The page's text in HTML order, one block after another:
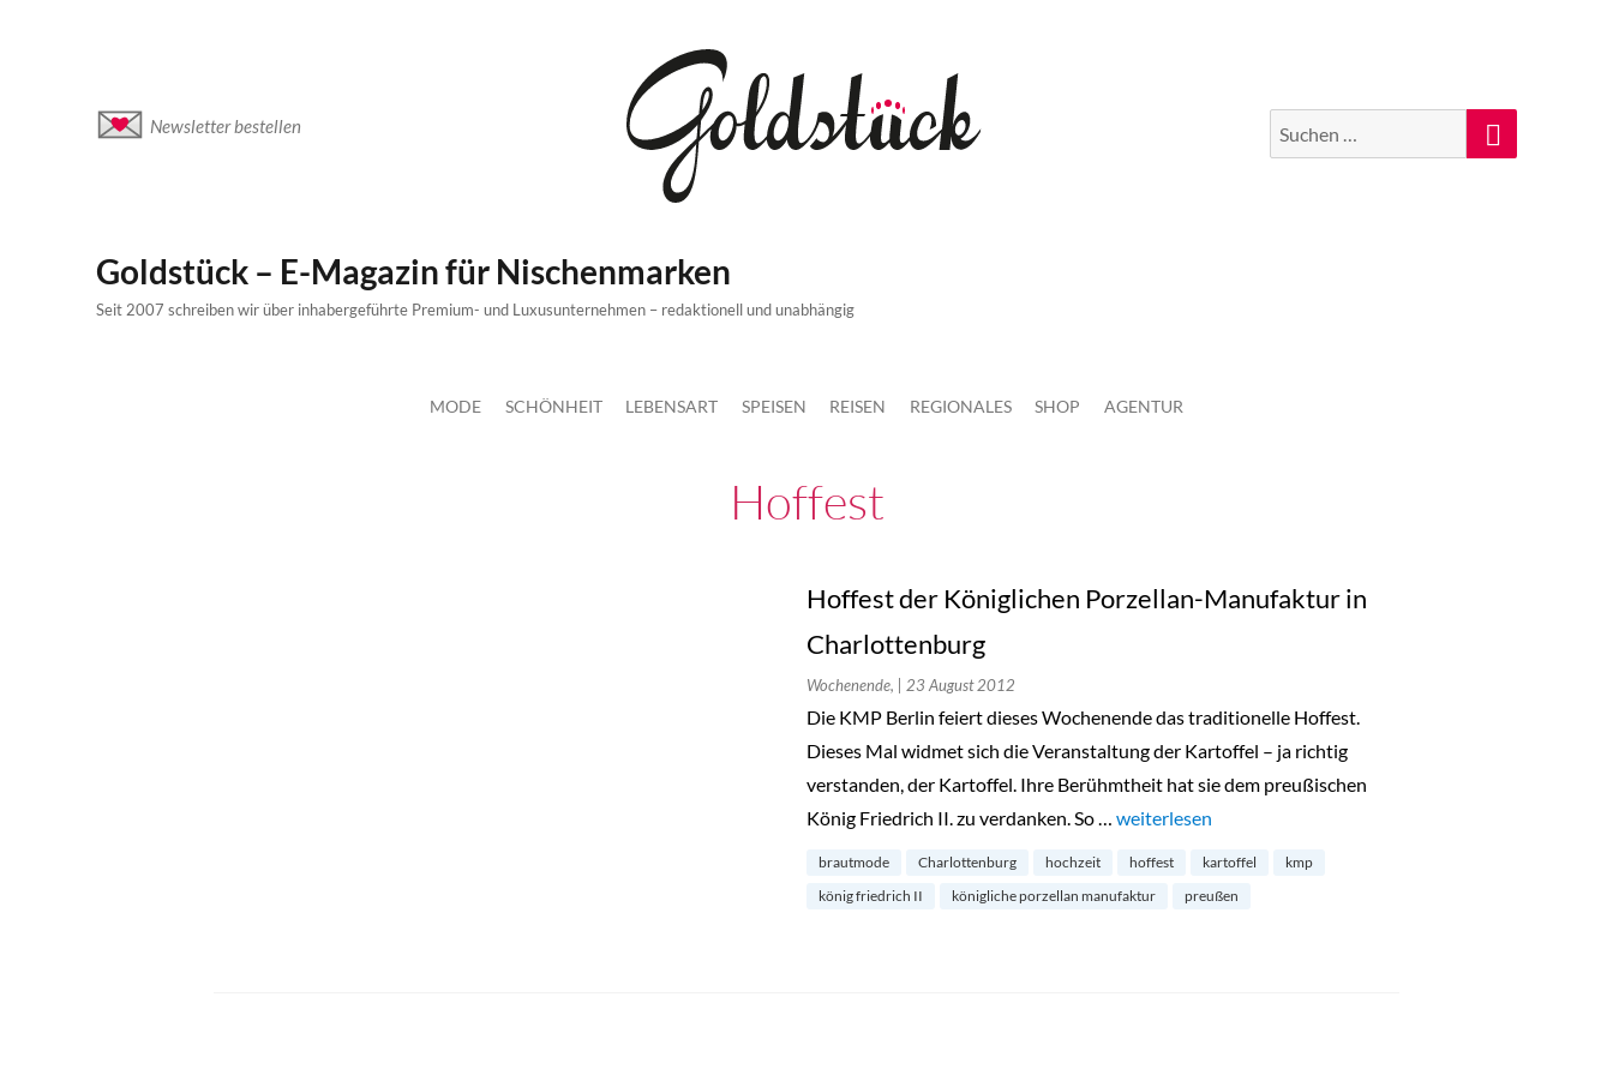
Newsletter bestellen
Suche
nach:
Suchen
Goldstück – E-Magazin für Nischenmarken
Seit 2007 schreiben wir über inhabergeführte Premium- und Luxusunternehmen – redaktionell und unabhängig
MODE SCHÖNHEIT LEBENSART SPEISEN REISEN REGIONALES SHOP AGENTUR
Hoffest
Hoffest der Königlichen Porzellan-Manufaktur in
Charlottenburg
Wochenende, | 23 August 2012
Die KMP Berlin feiert dieses Wochenende das traditionelle Hoffest.
Dieses Mal widmet sich die Veranstaltung der Kartoffel – ja richtig
verstanden, der Kartoffel. Ihre Berühmtheit hat sie dem preußischen
König Friedrich II. zu verdanken. So … „Hoffest der Königlichen Porzellan-Manufaktur in
weiterlesen
brautmode Charlottenburg hochzeit hoffest kartoffel
kmp
könig friedrich II
königliche porzellan manufaktur preußen